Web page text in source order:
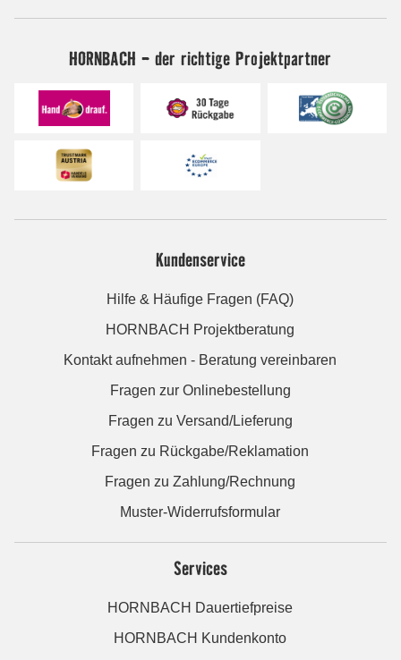
HORNBACH - der richtige Projektpartner
Kundenservice
Hilfe & Häufige Fragen (FAQ)
HORNBACH Projektberatung
Kontakt aufnehmen - Beratung vereinbaren
Fragen zur Onlinebestellung
Fragen zu Versand/Lieferung
Fragen zu Rückgabe/Reklamation
Fragen zu Zahlung/Rechnung
Muster-Widerrufsformular
Services
HORNBACH Dauertiefpreise
HORNBACH Kundenkonto